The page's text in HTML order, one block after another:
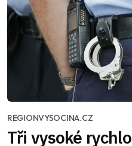
REGIONVYSOCINA.CZ
Tři vysoké